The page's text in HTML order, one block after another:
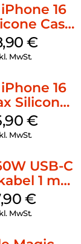
16
Case
Denim
€
MwSt.
16
Silicone
MagSafe
Gray
€
MwSt.
USB-C
1 m
€
MwSt.